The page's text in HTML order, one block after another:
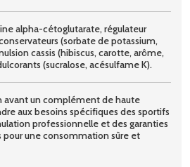
alpha-cétoglutarate, régulateur
(sorbate de potassium,
cassis (hibiscus, carotte, arôme,
(sucralose, acésulfame K).
un complément de haute
aux besoins spécifiques des sportifs
professionnelle et des garanties
une consommation sûre et